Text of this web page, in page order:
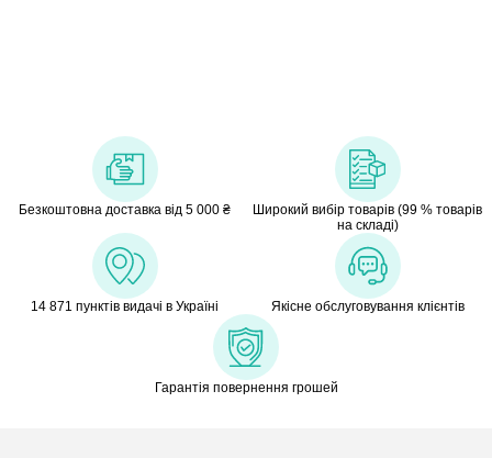
Безкоштовна доставка від 5 000 ₴
Широкий вибір товарів (99 % товарів
на складі)
14 871 пунктів видачі в Україні Якісне обслуговування клієнтів
Гарантія повернення грошей